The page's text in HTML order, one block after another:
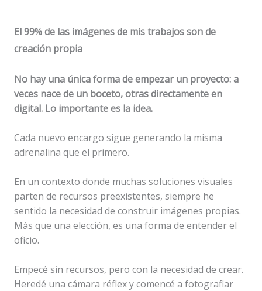
El 99% de las imágenes de mis trabajos son de
creación propia
No hay una única forma de empezar un proyecto: a
veces nace de un boceto, otras directamente en
digital. Lo importante es la idea.
Cada nuevo encargo sigue generando la misma
adrenalina que el primero.
En un contexto donde muchas soluciones visuales
parten de recursos preexistentes, siempre he
sentido la necesidad de construir imágenes propias.
Más que una elección, es una forma de entender el
oficio.
Empecé sin recursos, pero con la necesidad de crear.
Heredé una cámara réflex y comencé a fotografiar